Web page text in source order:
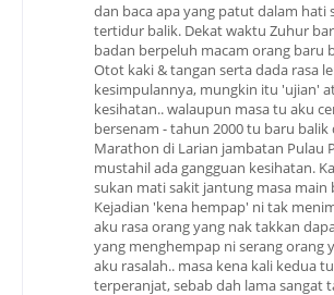
dan baca apa yang patut dalam hati
tertidur balik. Dekat waktu Zuhur
badan berpeluh macam orang baru
Otot kaki & tangan serta dada rasa
kesimpulannya, mungkin itu 'ujian'
kesihatan.. walaupun masa tu aku
bersenam - tahun 2000 tu baru balik
Marathon di Larian jambatan Pulau
mustahil ada gangguan kesihatan.
sukan mati sakit jantung masa main
Kejadian 'kena hempap' ni tak
aku rasa orang yang nak takkan
yang menghempap ni serang orang
aku rasalah.. masa kena kali kedua
terperanjat, sebab dah lama sangat